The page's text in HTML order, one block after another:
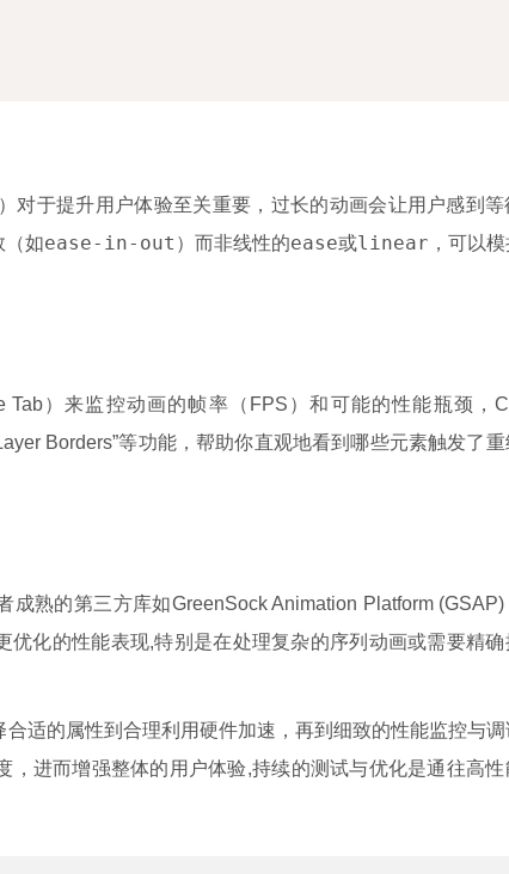
对于提升用户体验至关重要，过长的动画会让用户感到等
（如ease-in-out ）而非线性的ease或linear ，可以
）来监控动画的帧率（FPS）和可能的性能瓶颈，
Borders”等功能，帮助你直观地看到哪些元素触发了重
熟的第三方库如GreenSock Animation Platform
化的性能表现,特别是在处理复杂的序列动画或需要精确
适的属性到合理利用硬件加速，再到细致的性能监控与调
进而增强整体的用户体验,持续的测试与优化是通往高性